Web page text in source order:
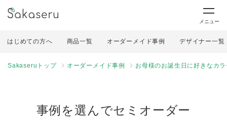
メニュー
はじめての方へ 商品一覧 オーダーメイド事例 デザイナー一覧
Sakaseruトップ オーダーメイド事例 お母様のお誕生日に好きなカ
事例を選んでセミオーダー